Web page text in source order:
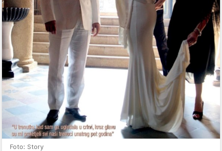
Foto: Story